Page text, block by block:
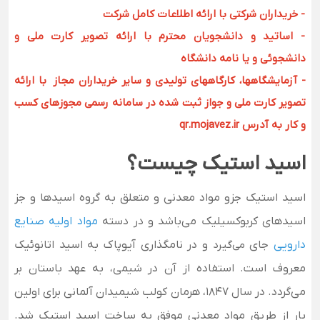
- خریداران شرکتی با ارائه اطلاعات کامل شرکت
- اساتید و دانشجویان محترم با ارائه تصویر کارت ملی و
دانشجوئی و یا نامه دانشگاه
- آزمایشگاهها، کارگاههای تولیدی و سایر خریداران مجاز با ارائه
تصویر کارت ملی و جواز ثبت شده در سامانه رسمی مجوزهای کسب
و کار به آدرس qr.mojavez.ir
اسید استیک چیست؟
اسید استیک جزو مواد معدنی و متعلق به گروه اسیدها و جز
اسیدهای کربوکسیلیک می‌باشد و در دسته مواد اولیه صنایع
داروییجای می‌گیرد و در نامگذاری آیوپاک به اسید اتانوئیک
معروف است. استفاده از آن در شیمی، به عهد باستان بر
می‌گردد. در سال 1847، هرمان کولب شیمیدان آلمانی برای اولین
بار از طریق مواد معدنی موفق به ساخت اسید استیک شد.